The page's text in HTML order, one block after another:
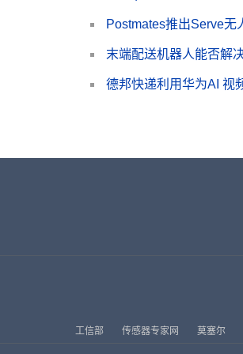
Postmates推出Serve
末端配送机器人能否解
德邦快递利用华为AI 视
工信部 传感器专家网 莫塞尔